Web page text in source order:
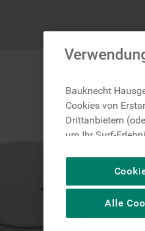
Bauknecht
Cookies von
Drittanbietern
um Ihr Surf-
um die
basierend auf
personalisieren,
Alle
gefrierschrank